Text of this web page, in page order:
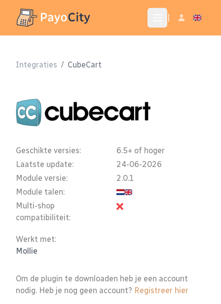
Integraties / CubeCart
Geschikte versies:
Laatste update:
Module versie:
Module talen:
Multi-shop
compatibiliteit:
Werkt met:
6.5+ of hoger
24-06-2026
2.0.1
Mollie
Om de plugin te downloaden heb je een account
nodig. Heb je nog geen account? Registreer hier